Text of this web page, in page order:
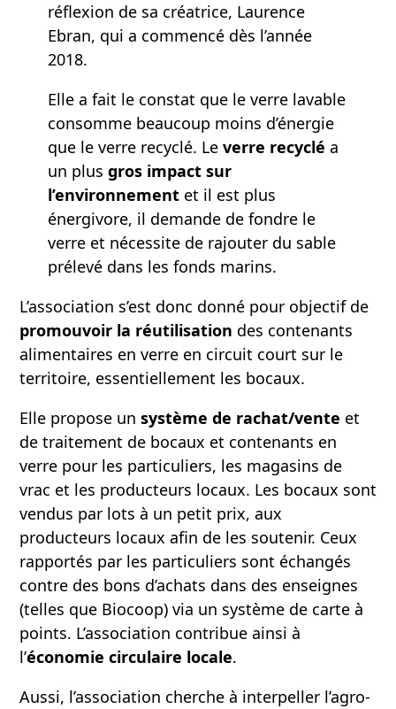
réflexion de sa créatrice, Laurence
Ebran, qui a commencé dès l’année
2018.
Elle a fait le constat que le verre lavable
consomme beaucoup moins d’énergie
que le verre recyclé. Leverre recycléa
un plusgros impact sur
l’environnement et il est plus
énergivore, il demande de fondre le
verre et nécessite de rajouter du sable
prélevé dans les fonds marins.
L’association s’est donc donné pour objectif de
promouvoir la réutilisation des contenants
alimentaires en verre en circuit court sur le
territoire, essentiellement les bocaux.
Elle propose un système de rachat/vente et
de traitement de bocaux et contenants en
verre pour les particuliers, les magasins de
vrac et les producteurs locaux. Les bocaux sont
vendus par lots à un petit prix, aux
producteurs locaux afin de les soutenir. Ceux
rapportés par les particuliers sont échangés
contre des bons d’achats dans des enseignes
(telles que Biocoop) via un système de carte à
points. L’association contribue ainsi à
l’économie circulaire locale.
Aussi, l’association cherche à interpeller l’agro-